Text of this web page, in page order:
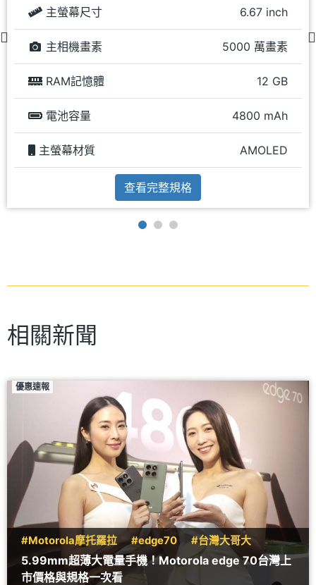
主螢幕尺寸 6.67 inch
主相機畫素 5000 萬畫素
RAM記憶體 12 GB
電池容量 4800 mAh
主螢幕材質 AMOLED
查看完整規格
相關新聞
優惠速報
#Motorola摩托羅拉 #edge70 #台灣大哥大
5.99mm超薄大電量手機！Motorola edge 70台灣上
市價格與規格一次看